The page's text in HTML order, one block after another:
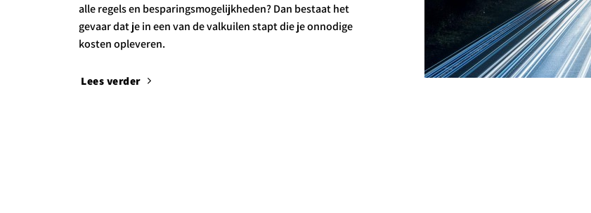
alle regels en besparingsmogelijkheden? Dan bestaat het
gevaar dat je in een van de valkuilen stapt die je onnodige
kosten opleveren.
Lees verder